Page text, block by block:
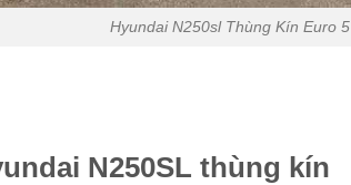
Hyundai N250sl Thùng Kín Euro 5
N250SL thùng kín